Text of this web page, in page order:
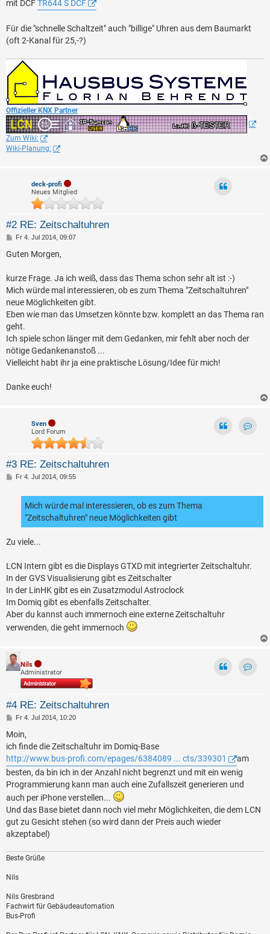
mit DCFTR644 S DCF
Für die "schnelle Schaltzeit" auch "billige" Uhren aus dem Baumarkt
(oft 2-Kanal für 25,-?)
Offizieller KNX Partner
Zum Wiki:
Wiki-Planung:
deck-profi
Neues Mitglied
#2 RE: Zeitschaltuhren
B
i
a
g
Fr 4. Jul 2014, 09:07
Guten Morgen,
kurze Frage. Ja ich weiß, dass das Thema schon sehr alt ist :-)
Mich würde mal interessieren, ob es zum Thema "Zeitschaltuhren"
neue Möglichkeiten gibt.
Eben wie man das Umsetzen könnte bzw. komplett an das Thema ran
geht.
Ich spiele schon länger mit dem Gedanken, mir fehlt aber noch der
nötige Gedankenanstoß ...
Vielleicht habt ihr ja eine praktische Lösung/Idee für mich!
Danke euch!
Sven
Lord Forum
#3 RE: Zeitschaltuhren
BFr 4. Jul 2014, 09:55
Mich würde mal interessieren, ob es zum Thema
"Zeitschaltuhren" neue Möglichkeiten gibt
Zu viele...
LCN Intern gibt es die Displays GTXD mit integrierter Zeitschaltuhr.
In der GVS Visualisierung gibt es Zeitschalter
In der LinHK gibt es ein Zusatzmodul Astroclock
Im Domiq gibt es ebenfalls Zeitschalter.
Aber du kannst auch immernoch eine externe Zeitschaltuhr
verwenden, die geht immernoch
Nils
Administrator
#4 RE: Zeitschaltuhren
B
i
r
a
g
Fr 4. Jul 2014, 10:20
Moin,
ich finde die Zeitschaltuhr im Domiq-Base
http://www.bus-profi.com/epages/6384089 ... cts/339301
am
besten, da bin ich in der Anzahl nicht begrenzt und mit ein wenig
Programmierung kann man auch eine Zufallszeit generieren und
auch per iPhone verstellen...
Und das Base bietet dann noch viel mehr Möglichkeiten, die dem LCN
gut zu Gesicht stehen (so wird dann der Preis auch wieder
akzeptabel)
Beste Grüße
Nils
Nils Gresbrand
Fachwirt für Gebäudeautomation
Bus-Profi